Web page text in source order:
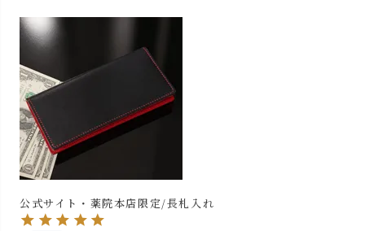
公式サイト・薬院本店限定/長札入れ